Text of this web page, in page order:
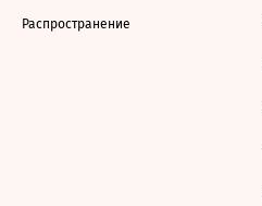
Распространение